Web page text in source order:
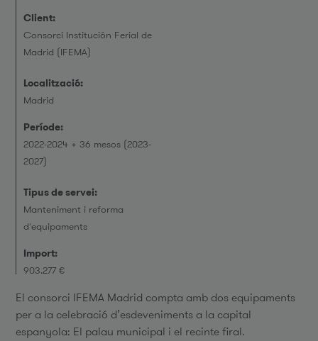
Client:
Consorci Institución Ferial de
Madrid (IFEMA)
Localització:
Madrid
Període:
2022-2024 + 36 mesos (2023-
2027)
Tipus de servei:
Manteniment i reforma
d'equipaments
Import:
903.277 €
El consorci IFEMA Madrid compta amb dos equipaments
per a la celebració d’esdeveniments a la capital
espanyola: El palau municipal i el recinte firal.